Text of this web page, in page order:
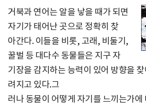
거북과 연어는 알을 낳을 때가 되면
자기가 태어난 곳으로 정확히 찾
아간다. 이들을 비롯, 고래, 비둘기,
꿀벌 등 대다수 동물들은 지구 자
기장을 감지하는 능력이 있어 방향을
려지고 있다.그
러나 동물이 어떻게 자기를 느끼는가에